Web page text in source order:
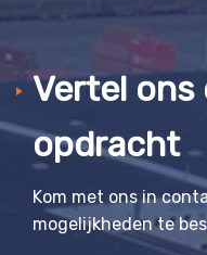
Vertel ons
opdracht
Kom met ons in
mogelijkheden te